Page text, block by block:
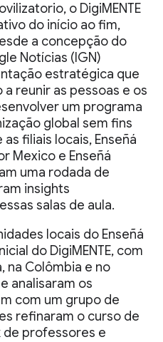
o DigiMENTE
do início ao fim,
a concepção do
Notícias (IGN)
estratégica que
reunir as pessoas e os
um programa
global sem fins
as filiais locais, Enseñá
Mexico e Enseñá
uma rodada de
insights
salas de aula.
locais do Enseñá
do DigiMENTE, com
na Colômbia e no
analisaram os
com um grupo de
refinaram o curso de
professores e